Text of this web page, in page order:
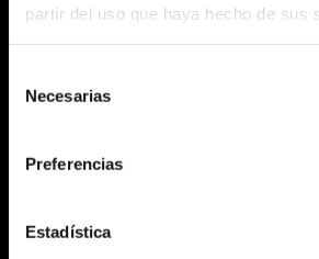
partir del uso que haya hecho de sus
Necesarias
Preferencias
Estadística